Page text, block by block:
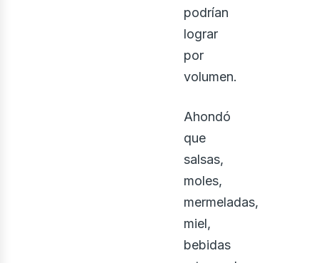
podrían
lograr
por
volumen.
Ahondó
que
salsas,
moles,
mermeladas,
miel,
bebidas